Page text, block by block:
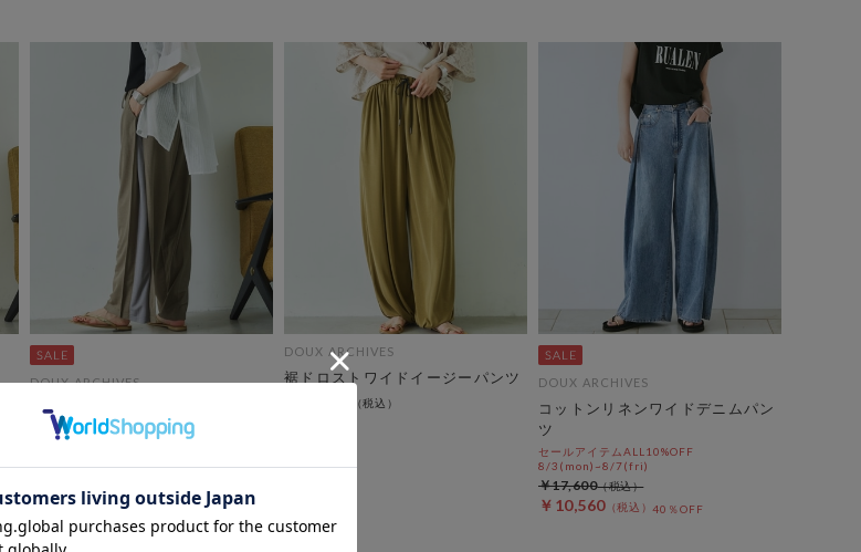
DOUX ARCHIVES
【接触冷感・ウォッシャブル・Ｕ
Ｖカット】サイドラインパンツ
8/3(mon)~8/7(fri)
￥6,270 40％OFF
DOUX ARCHIVES
裾ドロストワイドイージーパンツ DOUX ARCHIVES
コットンリネンワイドデニムパン
ツ
セールアイテムALL10%OFF
8/3(mon)~8/7(fri)
￥10,560 40％OFF
￥17,600